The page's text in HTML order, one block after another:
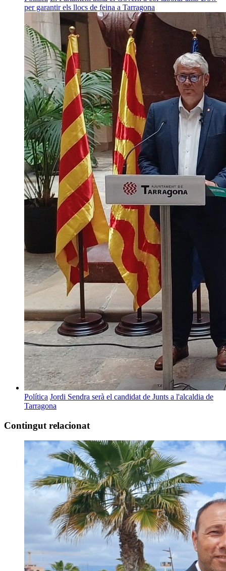
per garantir els llocs de feina a Tarragona
Política Jordi Sendra serà el candidat de Junts a l'alcaldia de
Tarragona
Contingut relacionat